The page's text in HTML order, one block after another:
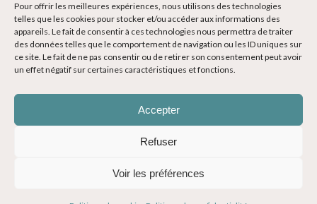
Pour offrir les meilleures expériences, nous utilisons des technologies
telles que les cookies pour stocker et/ou accéder aux informations des
appareils. Le fait de consentir à ces technologies nous permettra de traiter
des données telles que le comportement de navigation ou les ID uniques sur
ce site. Le fait de ne pas consentir ou de retirer son consentement peut avoir
un effet négatif sur certaines caractéristiques et fonctions.
Accepter
Refuser
Voir les préférences
Contact
Devenir Blogueur voyage
Ma Bucket List
© Copyright 2014-2024 - Evasions Gourmandes Blog Voyage - Tous